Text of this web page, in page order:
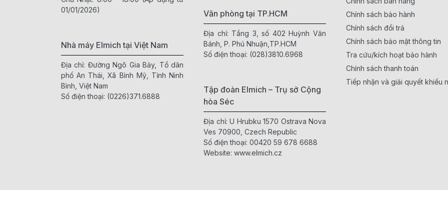
01/01/2026)
Nhà máy Elmich tại Việt Nam
Địa chỉ: Đường Ngô Gia Bảy, Tổ dân
phố An Thái, Xã Bình Mỹ, Tỉnh Ninh
Bình, Việt Nam
Số điện thoại: (0226)371.6888
Văn phòng tại TP.HCM
Địa chỉ: Tầng 3, số 402 Huỳnh Văn
Bánh, P. Phú Nhuận,TP.HCM
Số điện thoại: (028)3810.6968
Tập đoàn Elmich – Trụ sở Cộng
hòa Séc
Địa chỉ: U Hrubku 1570 Ostrava Nova
Ves 70900, Czech Republic
Số điện thoại: 00420 59 678 6688
Website: www.elmich.cz
Chính sách bảo hành
Chính sách đổi trả
Chính sách bảo mật thông tin
Tra cứu/kích hoạt bảo hành
Chính sách thanh toán
Tiếp nhận và giải quyết khiếu